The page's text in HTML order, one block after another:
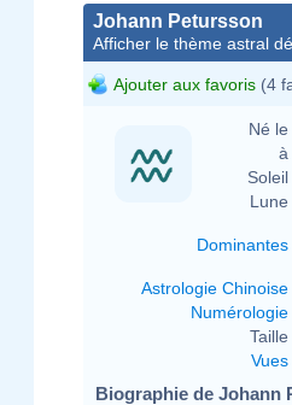
Johann Petursson
Afficher le thème astral
Ajouter aux favoris (4
Né le
à
Soleil
Lune
Dominantes
Astrologie Chinoise
Numérologie
Taille
Vues
Biographie de Johann